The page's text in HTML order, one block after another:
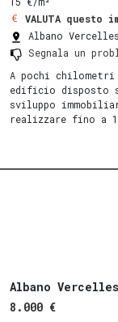
VALUTA questo
Albano
Segnala un
A pochi
edificio disposto
sviluppo
realizzare fino a
Albano
8.000 €